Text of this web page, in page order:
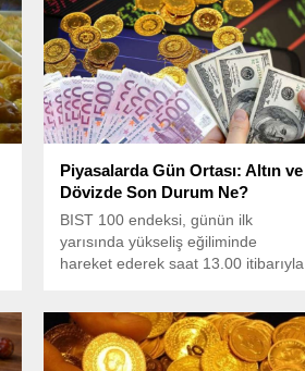
Piyasalarda Gün Ortası: Altın ve
Dövizde Son Durum Ne?
BIST 100 endeksi, günün ilk
yarısında yükseliş eğiliminde
hareket ederek saat 13.00 itibarıyla
puana yükseldi.